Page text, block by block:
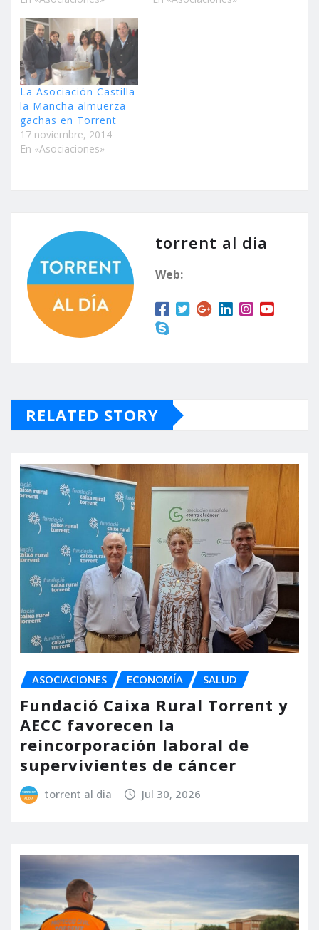
La Asociación Castilla
la Mancha almuerza
gachas en Torrent
17 noviembre, 2014
En «Asociaciones»
torrent al dia
Web:
RELATED STORY
ASOCIACIONES ECONOMÍA SALUD
Fundació Caixa Rural Torrent y
AECC favorecen la
reincorporación laboral de
supervivientes de cáncer
torrent al dia Jul 30, 2026